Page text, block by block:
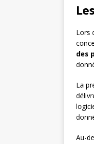
Lors
des
La
Au-